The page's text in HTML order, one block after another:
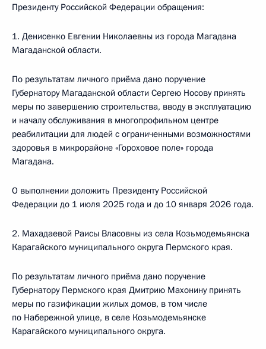
Президенту Российской Федерации обращения:
1. Денисенко Евгении Николаевны из города Магадана
Магаданской области.
По результатам личного приёма дано поручение
Губернатору Магаданской области Сергею Носову принять
меры по завершению строительства, вводу в эксплуатацию
и началу обслуживания в многопрофильном центре
реабилитации для людей с ограниченными возможностями
здоровья в микрорайоне «Гороховое поле» города
Магадана.
О выполнении доложить Президенту Российской
Федерации до 1 июля 2025 года и до 10 января 2026 года.
2. Махадаевой Раисы Власовны из села Козьмодемьянска
Карагайского муниципального округа Пермского края.
По результатам личного приёма дано поручение
Губернатору Пермского края Дмитрию Махонину принять
меры по газификации жилых домов, в том числе
по Набережной улице, в селе Козьмодемьянске
Карагайского муниципального округа.